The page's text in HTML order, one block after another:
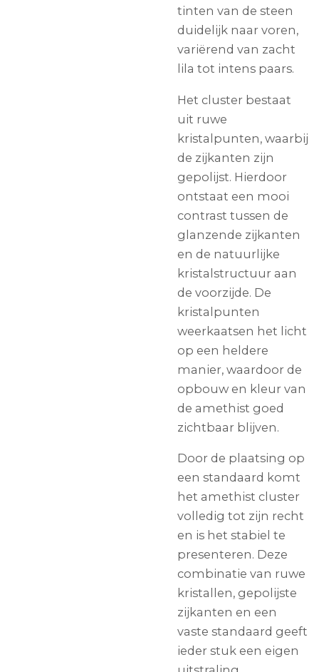
tinten van de steen
duidelijk naar voren,
variërend van zacht
lila tot intens paars.
Het cluster bestaat
uit ruwe
kristalpunten, waarbij
de zijkanten zijn
gepolijst. Hierdoor
ontstaat een mooi
contrast tussen de
glanzende zijkanten
en de natuurlijke
kristalstructuur aan
de voorzijde. De
kristalpunten
weerkaatsen het licht
op een heldere
manier, waardoor de
opbouw en kleur van
de amethist goed
zichtbaar blijven.
Door de plaatsing op
een standaard komt
het amethist cluster
volledig tot zijn recht
en is het stabiel te
presenteren. Deze
combinatie van ruwe
kristallen, gepolijste
zijkanten en een
vaste standaard geeft
ieder stuk een eigen